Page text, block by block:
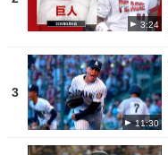
3:24
3
11:30